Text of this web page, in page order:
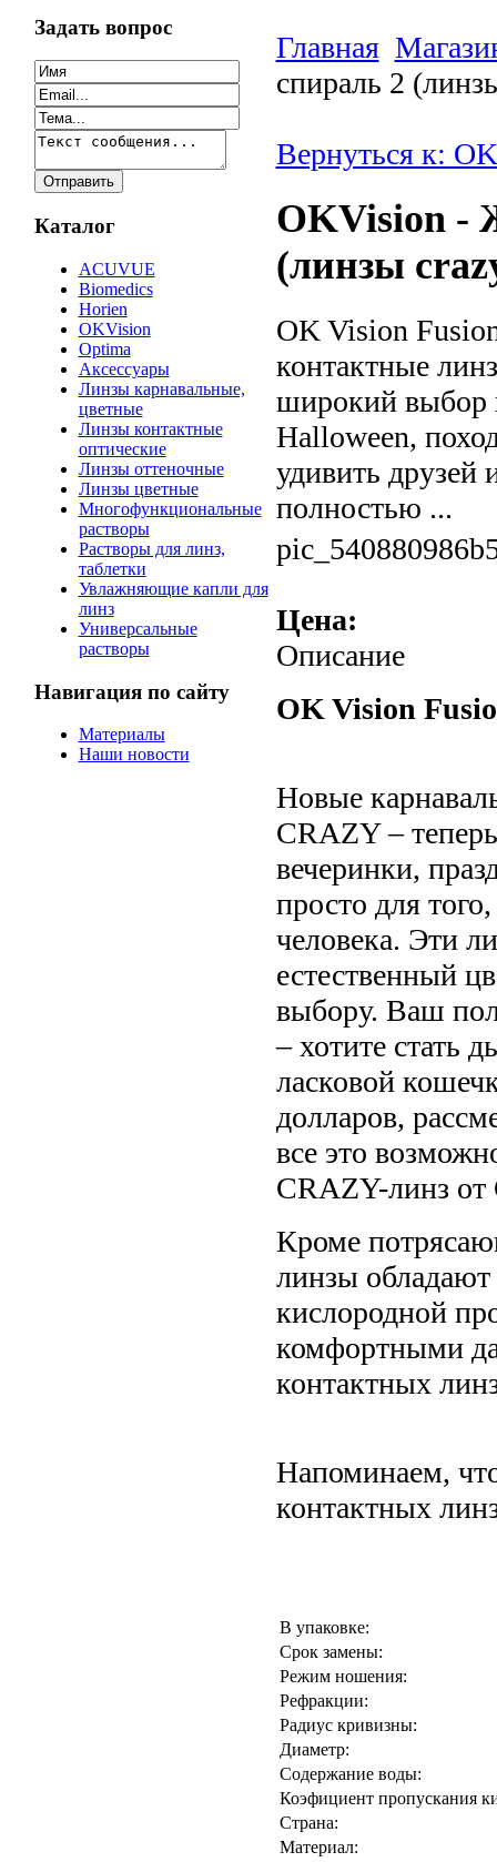
Задать вопрос
Каталог
ACUVUE
Biomedics
Horien
OKVision
Optima
Аксессуары
Линзы карнавальные,
цветные
Линзы контактные
оптические
Линзы оттеночные
Линзы цветные
Многофункциональные
растворы
Растворы для линз,
таблетки
Увлажняющие капли для
линз
Универсальные
растворы
Навигация по сайту
Материалы
Наши новости
Главная
спираль 2
Вернуться к:
OKVision -
(линзы
OK Vision
контактные
широкий выбор
Halloween,
удивить
полностью ...
Цена:
Описание
OK Vision
Новые
CRAZY –
вечеринки,
просто для
человека. Эти
естественный
выбору. Ваш
– хотите стать
ласковой
долларов,
все это
CRAZY-линз
Кроме
линзы
кислородной
комфортными
контактных
Напоминаем,
контактных
В упаковке:
Срок замены:
Режим ношения:
Рефракции:
Радиус кривизны:
Диаметр:
Содержание воды:
Коэфициент пропускания
Страна:
Материал: